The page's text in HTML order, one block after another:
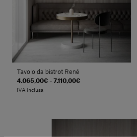
Tavolo da bistrot René
4.065,00€ - 7.110,00€
IVA inclusa